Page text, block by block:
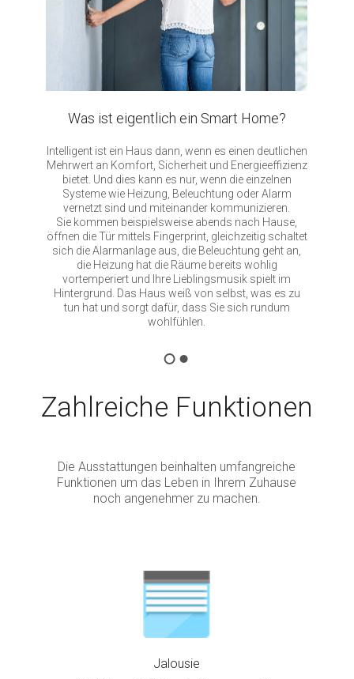
Was ist eigentlich ein Smart Home?
Intelligent ist ein Haus dann, wenn es einen deutlichen
Mehrwert an Komfort, Sicherheit und Energieeffizienz
bietet. Und dies kann es nur, wenn die einzelnen
Systeme wie Heizung, Beleuchtung oder Alarm
vernetzt sind und miteinander kommunizieren.
Sie kommen beispielsweise abends nach Hause,
öffnen die Tür mittels Fingerprint, gleichzeitig schaltet
sich die Alarmanlage aus, die Beleuchtung geht an,
die Heizung hat die Räume bereits wohlig
vortemperiert und Ihre Lieblingsmusik spielt im
Hintergrund. Das Haus weiß von selbst, was es zu
tun hat und sorgt dafür, dass Sie sich rundum
wohlfühlen.
Zahlreiche Funktionen
Die Ausstattungen beinhalten umfangreiche
Funktionen um das Leben in Ihrem Zuhause
noch angenehmer zu machen.
Jalousie